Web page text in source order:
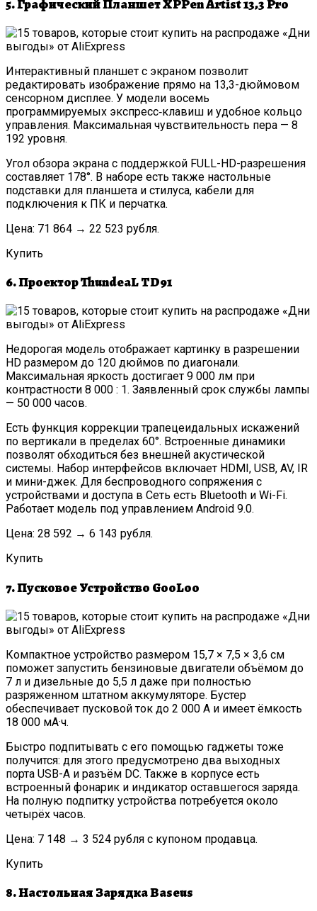
5. Графический Планшет XPPen Artist 13,3 Pro
Интерактивный планшет с экраном позволит
редактировать изображение прямо на 13,3-дюймовом
сенсорном дисплее. У модели восемь
программируемых экспресс‑клавиш и удобное кольцо
управления. Максимальная чувствительность пера — 8
192 уровня.
Угол обзора экрана с поддержкой FULL-HD-разрешения
составляет 178°. В наборе есть также настольные
подставки для планшета и стилуса, кабели для
подключения к ПК и перчатка.
Цена: 71 864 → 22 523 рубля.
Купить
6. Проектор ThundeaL TD91
Недорогая модель отображает картинку в разрешении
HD размером до 120 дюймов по диагонали.
Максимальная яркость достигает 9 000 лм при
контрастности 8 000 : 1. Заявленный срок службы лампы
— 50 000 часов.
Есть функция коррекции трапецеидальных искажений
по вертикали в пределах 60°. Встроенные динамики
позволят обходиться без внешней акустической
системы. Набор интерфейсов включает HDMI, USB, AV, IR
и мини-джек. Для беспроводного сопряжения с
устройствами и доступа в Сеть есть Bluetooth и Wi-Fi.
Работает модель под управлением Android 9.0.
Цена: 28 592 → 6 143 рубля.
Купить
7. Пусковое Устройство GooLoo
Компактное устройство размером 15,7 × 7,5 × 3,6 см
поможет запустить бензиновые двигатели объёмом до
7 л и дизельные до 5,5 л даже при полностью
разряженном штатном аккумуляторе. Бустер
обеспечивает пусковой ток до 2 000 А и имеет ёмкость
18 000 мА·ч.
Быстро подпитывать с его помощью гаджеты тоже
получится: для этого предусмотрено два выходных
порта USB-A и разъём DC. Также в корпусе есть
встроенный фонарик и индикатор оставшегося заряда.
На полную подпитку устройства потребуется около
четырёх часов.
Цена: 7 148 → 3 524 рубля с купоном продавца.
Купить
8. Настольная Зарядка Baseus